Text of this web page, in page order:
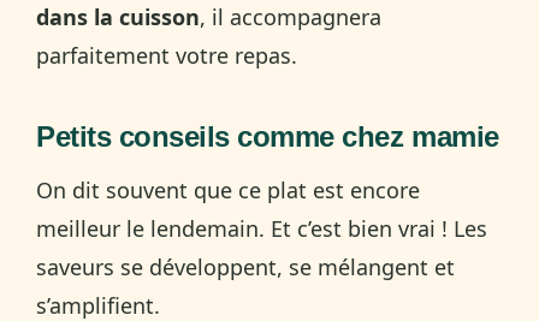
dans la cuisson, il accompagnera
parfaitement votre repas.
Petits conseils comme chez mamie
On dit souvent que ce plat est encore
meilleur le lendemain. Et c’est bien vrai ! Les
saveurs se développent, se mélangent et
s’amplifient.